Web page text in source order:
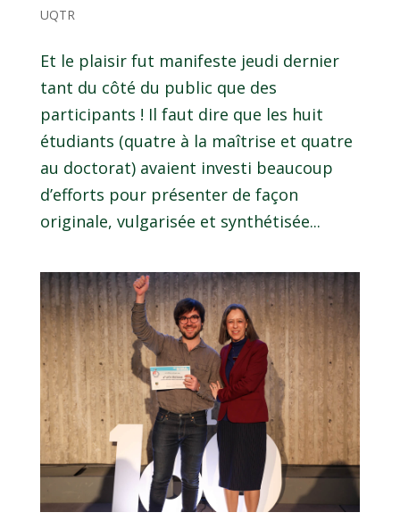
UQTR
Et le plaisir fut manifeste jeudi dernier
tant du côté du public que des
participants ! Il faut dire que les huit
étudiants (quatre à la maîtrise et quatre
au doctorat) avaient investi beaucoup
d’efforts pour présenter de façon
originale, vulgarisée et synthétisée...